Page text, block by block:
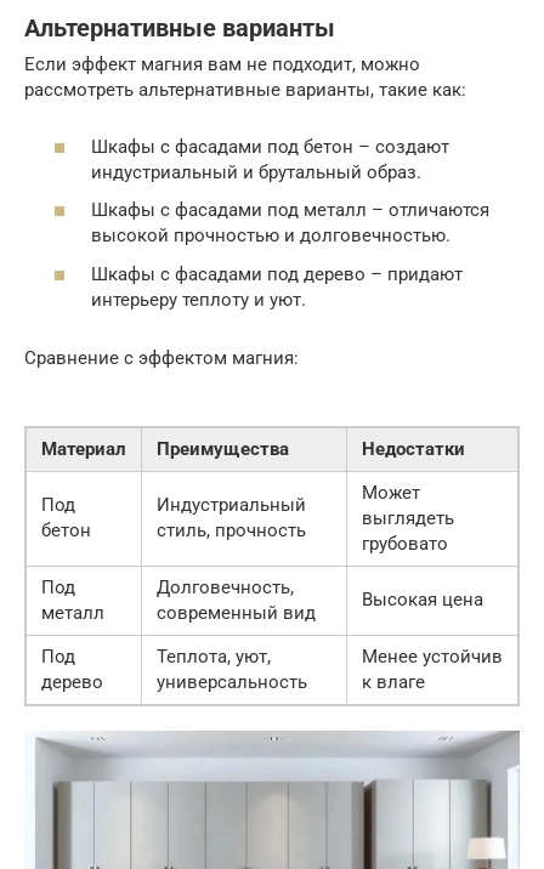
Альтернативные варианты
Если эффект магния вам не подходит, можно
рассмотреть альтернативные варианты, такие как:
Шкафы с фасадами под бетон – создают
индустриальный и брутальный образ.
Шкафы с фасадами под металл – отличаются
высокой прочностью и долговечностью.
Шкафы с фасадами под дерево – придают
интерьеру теплоту и уют.
Сравнение с эффектом магния:
Материал Преимущества Недостатки
Под
бетон
Индустриальный
стиль, прочность
Может
выглядеть
грубовато
Под
металл
Долговечность,
современный вид
Высокая цена
Под
дерево
Теплота, уют,
универсальность
Менее устойчив
к влаге